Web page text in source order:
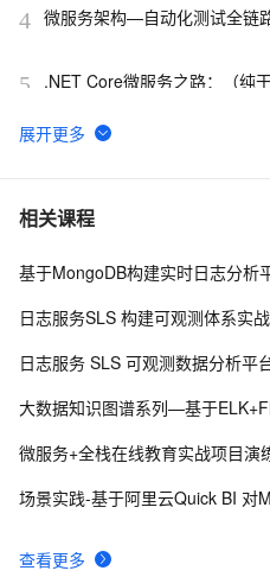
4 微服务架构—自动化测试全链
5
.NET Core微服务之路：（纯
6 微服务开源生态报告 No.3
7 老司机的微服务架构实现，照
8 回归架构本质，重新理解微服
构挑战
10微服务架构设计 (一): 核心概念
相关课程
查看更多
基于MongoDB构建实时日志分析
日志服务SLS 构建可观测体系实战
日志服务 SLS 可观测数据分析平
大数据知识图谱系列—基于
场景实践-基于阿里云Quick BI 对